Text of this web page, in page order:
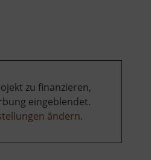
zu finanzieren,
eingeblendet.
ändern.